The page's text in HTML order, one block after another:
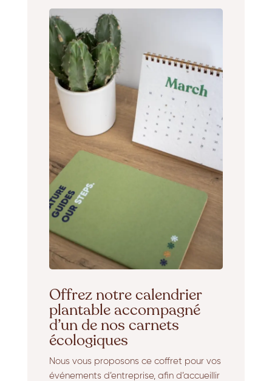
Offrez notre calendrier
plantable accompagné
d’un de nos carnets
écologiques
Nous vous proposons ce coffret pour vos
événements d’entreprise, afin d’accueillir